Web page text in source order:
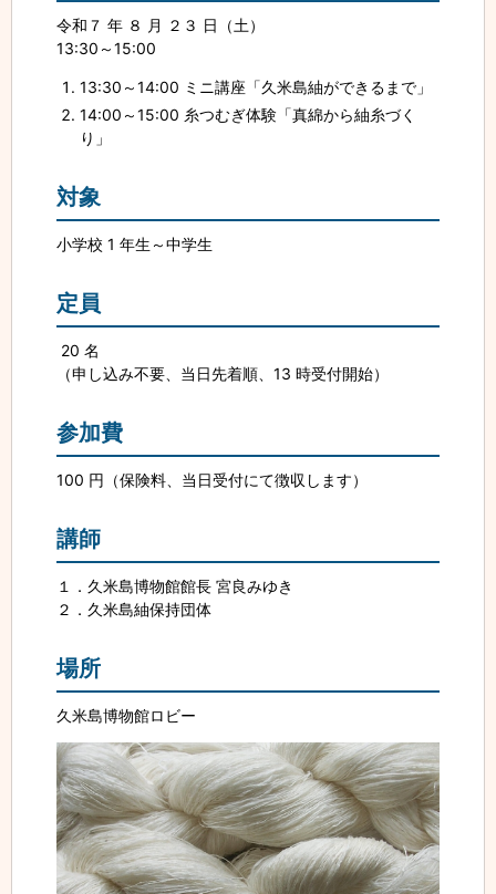
令和７ 年 ８ 月 ２３ 日（土）
13:30～15:00
13:30～14:00 ミニ講座「久米島紬ができるまで」
14:00～15:00 糸つむぎ体験「真綿から紬糸づく
り」
対象
小学校 1 年生～中学生
定員
20 名
（申し込み不要、当日先着順、13 時受付開始）
参加費
100 円（保険料、当日受付にて徴収します）
講師
１．久米島博物館館長 宮良みゆき
２．久米島紬保持団体
場所
久米島博物館ロビー